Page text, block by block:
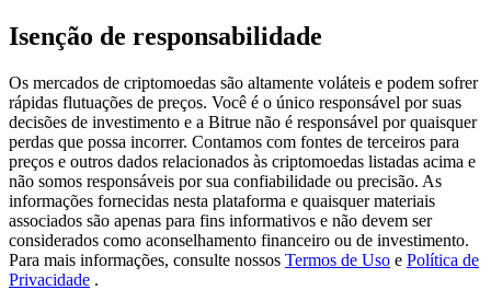
Register & Trade to Win 500,000 USDT
Precious Metals Trading Carnival
Trade Gold & Silver · 33,333 USDT Bonus
Isenção de responsabilidade
Os mercados de criptomoedas são altamente voláteis e podem sofrer
rápidas flutuações de preços. Você é o único responsável por suas
decisões de investimento e a Bitrue não é responsável por quaisquer
perdas que possa incorrer. Contamos com fontes de terceiros para
preços e outros dados relacionados às criptomoedas listadas acima e
não somos responsáveis por sua confiabilidade ou precisão. As
informações fornecidas nesta plataforma e quaisquer materiais
associados são apenas para fins informativos e não devem ser
considerados como aconselhamento financeiro ou de investimento.
Para mais informações, consulte nossos Termos de Uso e Política de
Privacidade .